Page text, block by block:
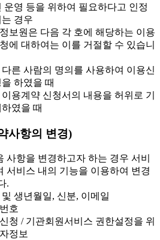
운영 등을 위하여 필요하다고 인정
는 경우
보원은 다음 각 호에 해당하는 이용
에 대하여는 이를 거절할 수 있습니
다른 사람의 명의를 사용하여 이용신
을 하였을 때
이용계약 신청서의 내용을 허위로 기
였을 때
사항의 변경)
사항을 변경하고자 하는 경우 서비
서비스 내의 기능을 이용하여 변경
.
생년월일, 신분, 이메일
호
청 / 기관회원서비스 권한설정을 위
정보